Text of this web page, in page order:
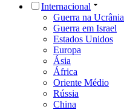
Internacional
Guerra na Ucrânia
Guerra em Israel
Estados Unidos
Europa
Ásia
África
Oriente Médio
Rússia
China